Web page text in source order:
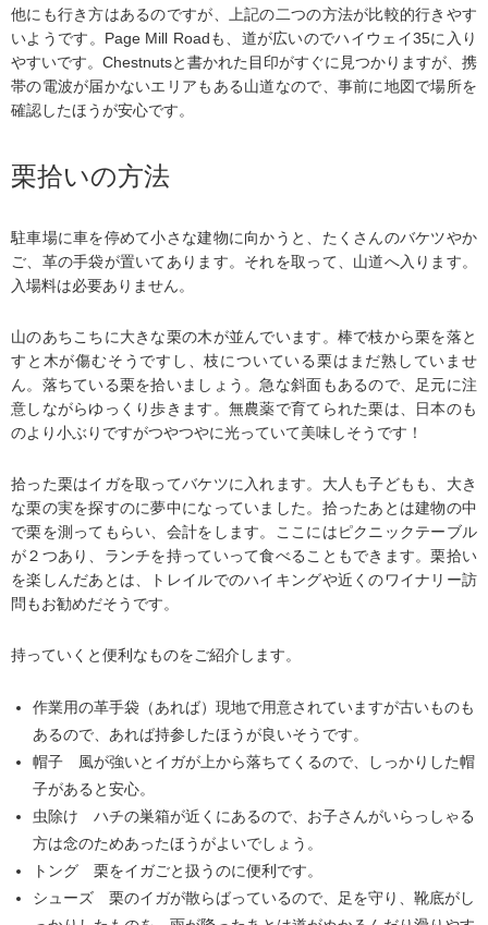
他にも行き方はあるのですが、上記の二つの方法が比較的行きやす
いようです。Page Mill Roadも、道が広いのでハイウェイ35に入り
やすいです。Chestnutsと書かれた目印がすぐに見つかりますが、携
帯の電波が届かないエリアもある山道なので、事前に地図で場所を
確認したほうが安心です。
栗拾いの方法
駐車場に車を停めて小さな建物に向かうと、たくさんのバケツやか
ご、革の手袋が置いてあります。それを取って、山道へ入ります。
入場料は必要ありません。
山のあちこちに大きな栗の木が並んでいます。棒で枝から栗を落と
すと木が傷むそうですし、枝についている栗はまだ熟していませ
ん。落ちている栗を拾いましょう。急な斜面もあるので、足元に注
意しながらゆっくり歩きます。無農薬で育てられた栗は、日本のも
のより小ぶりですがつやつやに光っていて美味しそうです！
拾った栗はイガを取ってバケツに入れます。大人も子どもも、大き
な栗の実を探すのに夢中になっていました。拾ったあとは建物の中
で栗を測ってもらい、会計をします。ここにはピクニックテーブル
が２つあり、ランチを持っていって食べることもできます。栗拾い
を楽しんだあとは、トレイルでのハイキングや近くのワイナリー訪
問もお勧めだそうです。
持っていくと便利なものをご紹介します。
作業用の革手袋（あれば）現地で用意されていますが古いものも
あるので、あれば持参したほうが良いそうです。
帽子 風が強いとイガが上から落ちてくるので、しっかりした帽
子があると安心。
虫除け ハチの巣箱が近くにあるので、お子さんがいらっしゃる
方は念のためあったほうがよいでしょう。
トング 栗をイガごと扱うのに便利です。
シューズ 栗のイガが散らばっているので、足を守り、靴底がし